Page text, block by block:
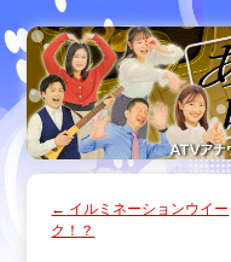
← イルミネーションウイー
ク！？